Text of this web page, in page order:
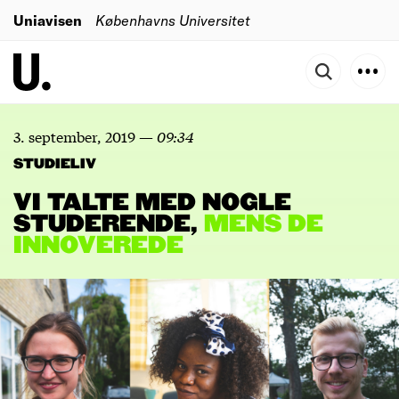
Uniavisen Københavns Universitet
3. september, 2019—09:34
STUDIELIV
VI TALTE MED NOGLE
STUDERENDE, MENS DE
INNOVEREDE